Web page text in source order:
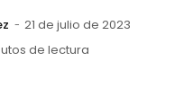
21 de julio de 2023
de lectura